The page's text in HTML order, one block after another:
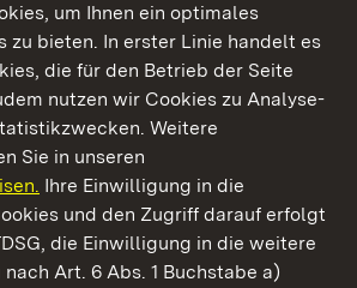
um Ihnen ein optimales
zu bieten. In erster Linie handelt es
die für den Betrieb der Seite
nutzen wir Cookies zu Analyse-
Weitere
Sie in unseren
Ihre Einwilligung in die
und den Zugriff darauf erfolgt
die Einwilligung in die weitere
Art. 6 Abs. 1 Buchstabe a)
Genießen.
Gärten Baden‑Württemberg
und Gärten Baden-Württemberg